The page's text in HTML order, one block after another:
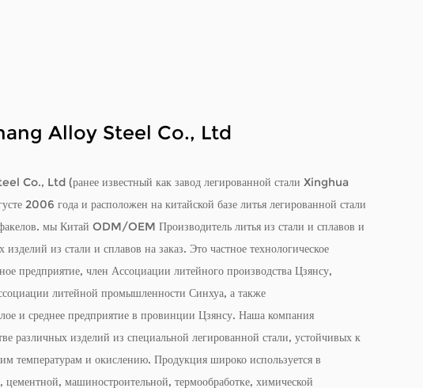
Alloy Steel Co., Ltd
Ltd (ранее известный как завод легированной стали Xinghua
2006 года и расположен на китайской базе литья легированной стали
мы Китай ODM/OEM Производитель литья из стали и сплавов и
из стали и сплавов на заказ. Это частное технологическое
предприятие, член Ассоциации литейного производства Цзянсу,
литейной промышленности Синхуа, а также
и среднее предприятие в провинции Цзянсу. Наша компания
различных изделий из специальной легированной стали, устойчивых к
температурам и окислению. Продукция широко используется в
цементной, машиностроительной, термообработке, химической